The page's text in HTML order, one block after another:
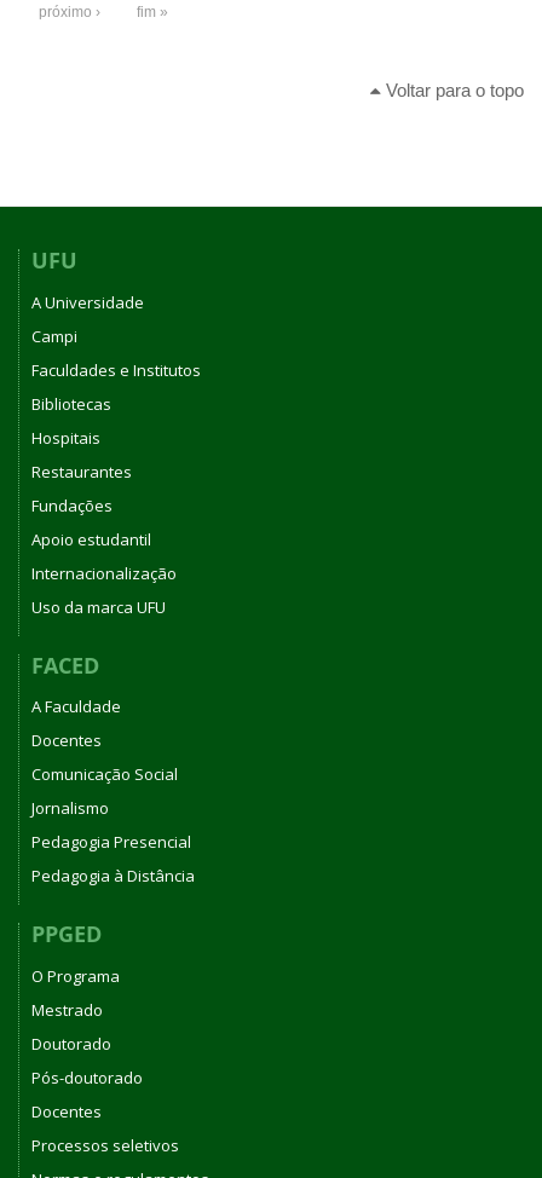
próximo › fim »
Voltar para o topo
UFU
A Universidade
Campi
Faculdades e Institutos
Bibliotecas
Hospitais
Restaurantes
Fundações
Apoio estudantil
Internacionalização
Uso da marca UFU
FACED
A Faculdade
Docentes
Comunicação Social
Jornalismo
Pedagogia Presencial
Pedagogia à Distância
PPGED
O Programa
Mestrado
Doutorado
Pós-doutorado
Docentes
Processos seletivos